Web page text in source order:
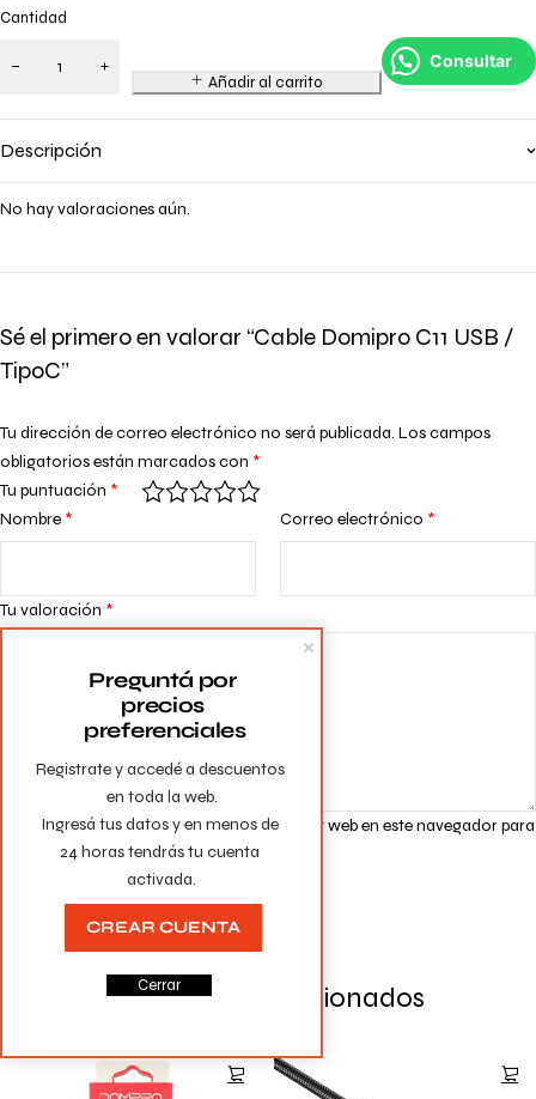
Cantidad
Añadir al carrito
Consultar
Descripción
No hay valoraciones aún.
Sé el primero en valorar “Cable Domipro C11 USB /
TipoC”
Tu dirección de correo electrónico no será publicada. Los campos
obligatorios están marcados con *
Tu puntuación *
Tu valoración *
Nombre * Correo electrónico *
Guarda mi nombre, correo electrónico y web en este navegador para
la próxima vez que comente.
Productos Relacionados
Registrate y accedé a descuentos
en toda la web.
Ingresá tus datos y en menos de
24 horas tendrás tu cuenta
activada.
Preguntá por
precios
preferenciales
CREAR CUENTA
Cerrar